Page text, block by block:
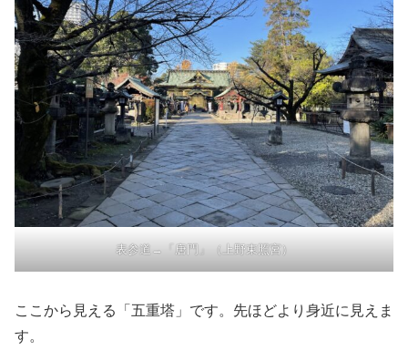
表参道→「唐門」（上野東照宮）
ここから見える「五重塔」です。先ほどより身近に見えま
す。